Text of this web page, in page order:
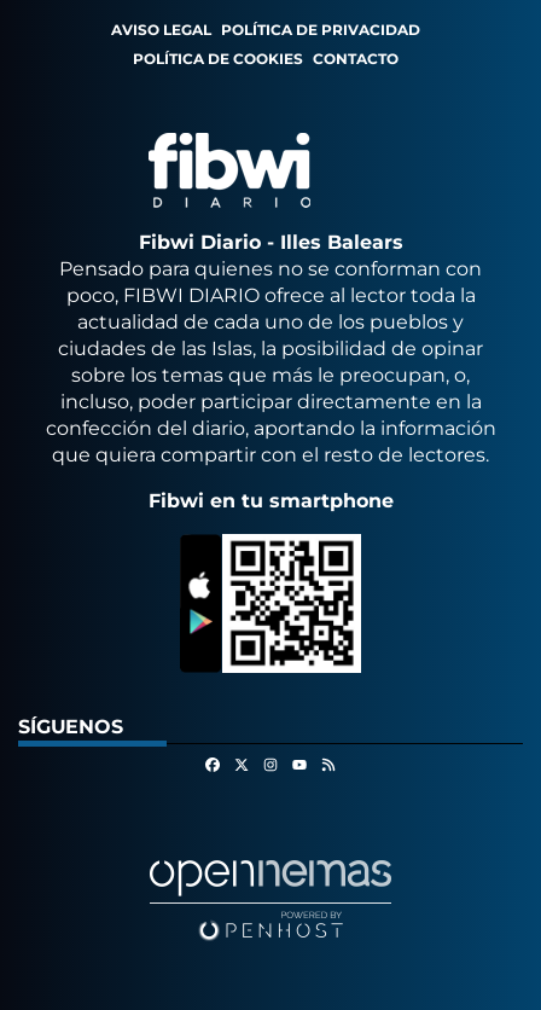
AVISO LEGAL POLÍTICA DE PRIVACIDAD
POLÍTICA DE COOKIES CONTACTO
Fibwi Diario - Illes Balears
Pensado para quienes no se conforman con
poco, FIBWI DIARIO ofrece al lector toda la
actualidad de cada uno de los pueblos y
ciudades de las Islas, la posibilidad de opinar
sobre los temas que más le preocupan, o,
incluso, poder participar directamente en la
confección del diario, aportando la información
que quiera compartir con el resto de lectores.
Fibwi en tu smartphone
SÍGUENOS
FacebookInstagram